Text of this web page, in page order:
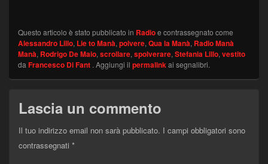
Questo articolo è stato pubblicato in Radioe contrassegnato come
Alessandro Lillo, Lie to Manà, polvere, Qua la Manà, Radio Manà
Manà, Rodrigo De Maio, scrollare, spolverare, Stefania Lillo, vestito
da Francesco Di Fant . Aggiungi il permalinkai segnalibri.
Lascia un commento
Il tuo indirizzo email non sarà pubblicato. I campi obbligatori sono
contrassegnati *